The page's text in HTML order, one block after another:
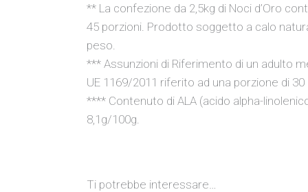
** La confezione da 2,5kg di Noci d’Oro
45 porzioni. Prodotto soggetto a calo
peso.
*** Assunzioni di Riferimento di un adulto
UE 1169/2011 riferito ad una porzione di 30
**** Contenuto di ALA (acido alpha-
8,1g/100g.
Ti potrebbe interessare…